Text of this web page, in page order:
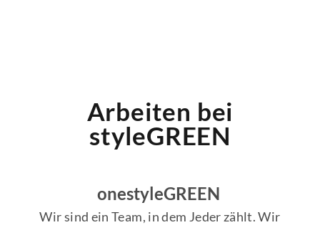
Arbeiten bei
styleGREEN
onestyleGREEN
Wir sind ein Team, in dem Jeder zählt. Wir